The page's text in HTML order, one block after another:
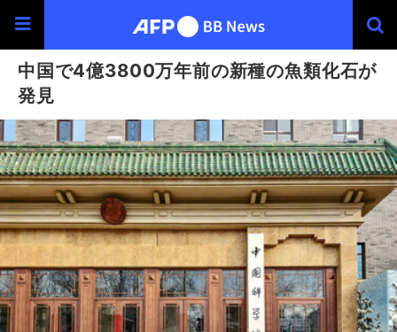
中国で4億3800万年前の新種の魚類化石が
発見